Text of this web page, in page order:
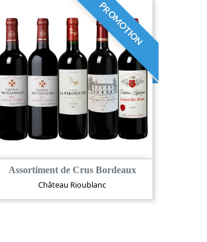
PROMOTION
Assortiment de Crus Bordeaux
Château Rioublanc